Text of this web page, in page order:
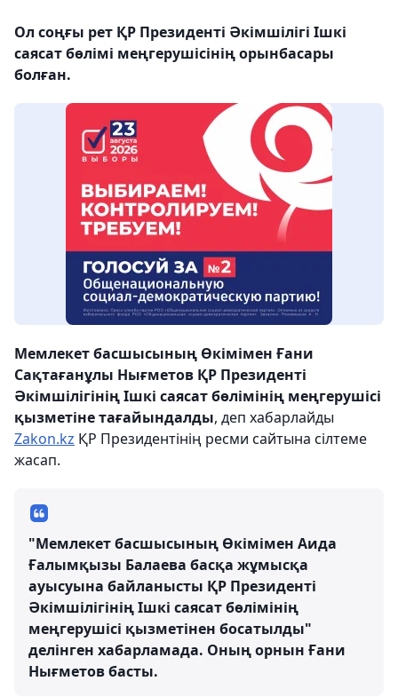
Ол соңғы рет ҚР Президенті Әкімшілігі Ішкі
саясат бөлімі меңгерушісінің орынбасары
болған.
Мемлекет басшысының Өкімімен Ғани
Сақтағанұлы Нығметов ҚР Президенті
Әкімшілігінің Ішкі саясат бөлімінің меңгерушісі
қызметіне тағайындалды, деп хабарлайды
Zakon.kz ҚР Президентінің ресми сайтына сілтеме
жасап.
"Мемлекет басшысының Өкімімен Аида
Ғалымқызы Балаева басқа жұмысқа
ауысуына байланысты ҚР Президенті
Әкімшілігінің Ішкі саясат бөлімінің
меңгерушісі қызметінен босатылды"
делінген хабарламада. Оның орнын Ғани
Нығметов басты.